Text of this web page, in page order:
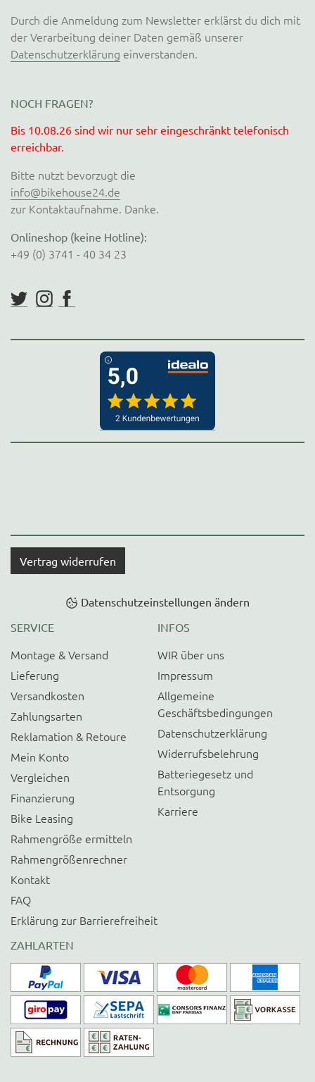
Durch die Anmeldung zum Newsletter erklärst du dich mit
der Verarbeitung deiner Daten gemäß unserer
Datenschutzerklärung einverstanden.
NOCH FRAGEN?
Bis 10.08.26 sind wir nur sehr eingeschränkt telefonisch
erreichbar.
Bitte nutzt bevorzugt die
info@bikehouse24.de
zur Kontaktaufnahme. Danke.
Onlineshop (keine Hotline):
+49 (0) 3741 - 40 34 23
Vertrag widerrufen
Datenschutzeinstellungen ändern
SERVICE
Montage & Versand
Lieferung
Versandkosten
Zahlungsarten
Reklamation & Retoure
Mein Konto
Vergleichen
Finanzierung
Bike Leasing
Rahmengröße ermitteln
Rahmengrößenrechner
Kontakt
FAQ
Erklärung zur Barrierefreiheit
INFOS
WIR über uns
Impressum
Allgemeine
Geschäftsbedingungen
Datenschutzerklärung
Widerrufsbelehrung
Batteriegesetz und
Entsorgung
Karriere
ZAHLARTEN